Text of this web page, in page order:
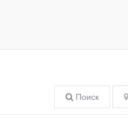
Поиск